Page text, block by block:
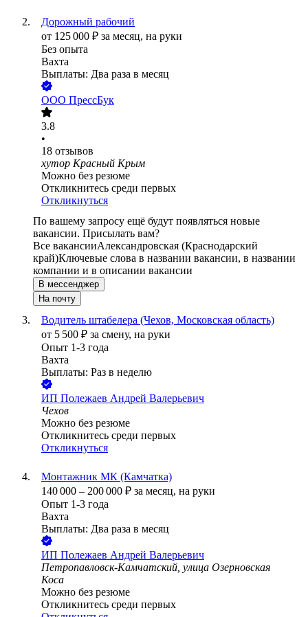
Дорожный рабочий
от 125 000 ₽ за месяц, на руки
Без опыта
Вахта
Выплаты: Два раза в месяц
ООО ПрессБук
3.8
•
18 отзывов
хутор Красный Крым
Можно без резюме
Откликнитесь среди первых
Откликнуться
По вашему запросу ещё будут появляться новые
вакансии. Присылать вам?
Все вакансииАлександровская (Краснодарский
край)Ключевые слова в названии вакансии, в названии
компании и в описании вакансии
В мессенджер
На почту
Водитель штабелера (Чехов, Московская область)
от 5 500 ₽ за смену, на руки
Опыт 1-3 года
Вахта
Выплаты: Раз в неделю
ИП Полежаев Андрей Валерьевич
Чехов
Можно без резюме
Откликнитесь среди первых
Откликнуться
Монтажник МК (Камчатка)
140 000 – 200 000 ₽ за месяц, на руки
Опыт 1-3 года
Вахта
Выплаты: Два раза в месяц
ИП Полежаев Андрей Валерьевич
Петропавловск-Камчатский, улица Озерновская
Коса
Можно без резюме
Откликнитесь среди первых